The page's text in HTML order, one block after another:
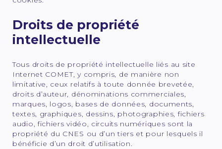
Droits de propriété
intellectuelle
Tous droits de propriété intellectuelle liés au site
Internet COMET, y compris, de manière non
limitative, ceux relatifs à toute donnée brevetée,
droits d’auteur, dénominations commerciales,
marques, logos, bases de données, documents,
textes, graphiques, dessins, photographies, fichiers
audio, fichiers vidéo, circuits numériques sont la
propriété du CNES ou d’un tiers et pour lesquels il
bénéficie d’un droit d’utilisation.